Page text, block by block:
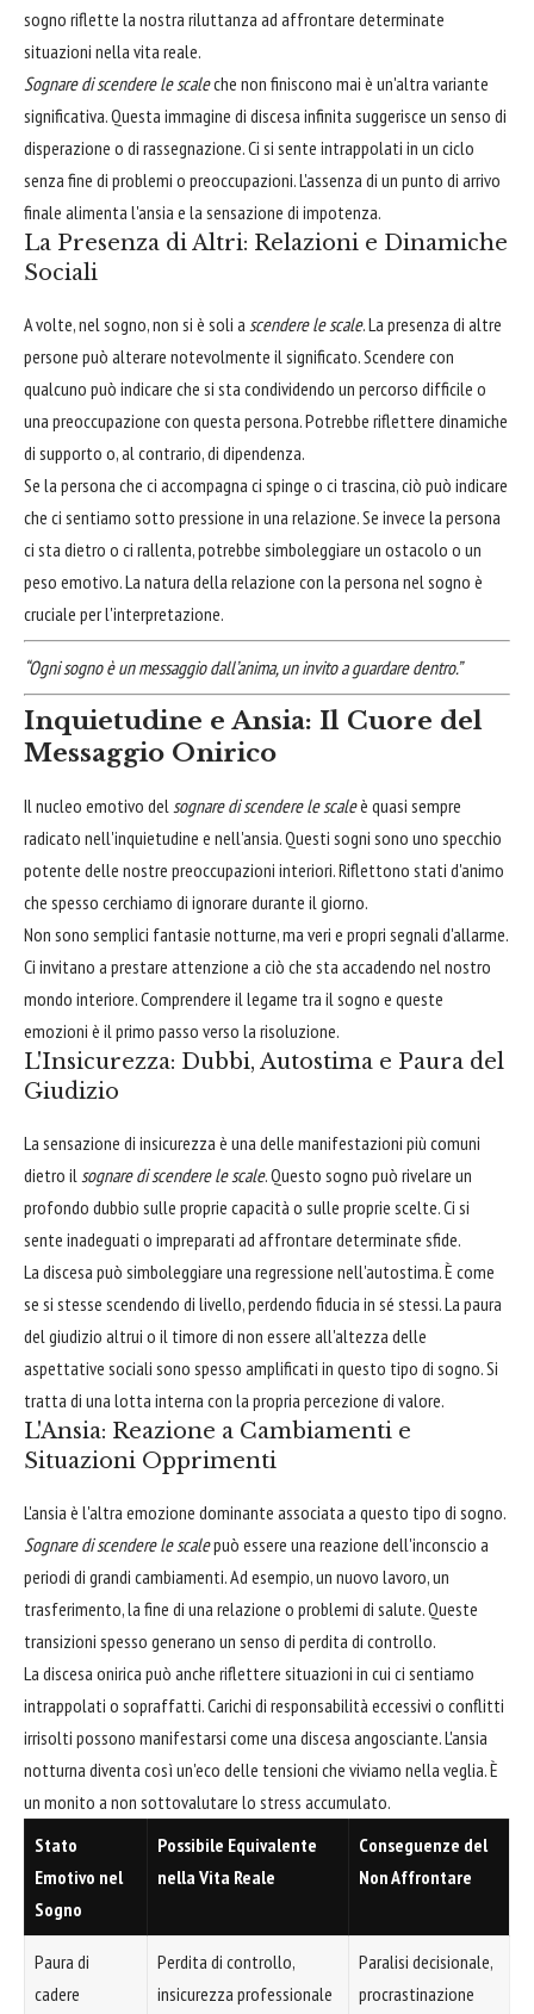
sogno riflette la nostra riluttanza ad affrontare determinate
situazioni nella vita reale.
Sognare di scendere le scaleche non finiscono mai è un'altra variante
significativa. Questa immagine di discesa infinita suggerisce un senso di
disperazione o di rassegnazione. Ci si sente intrappolati in un ciclo
senza fine di problemi o preoccupazioni. L'assenza di un punto di arrivo
finale alimenta l'ansia e la sensazione di impotenza.
La Presenza di Altri: Relazioni e Dinamiche
Sociali
A volte, nel sogno, non si è soli a scendere le scale. La presenza di altre
persone può alterare notevolmente il significato. Scendere con
qualcuno può indicare che si sta condividendo un percorso difficile o
una preoccupazione con questa persona. Potrebbe riflettere dinamiche
di supporto o, al contrario, di dipendenza.
Se la persona che ci accompagna ci spinge o ci trascina, ciò può indicare
che ci sentiamo sotto pressione in una relazione. Se invece la persona
ci sta dietro o ci rallenta, potrebbe simboleggiare un ostacolo o un
peso emotivo. La natura della relazione con la persona nel sogno è
cruciale per l'interpretazione.
“Ogni sogno è un messaggio dall’anima, un invito a guardare dentro.”
Inquietudine e Ansia: Il Cuore del
Messaggio Onirico
Il nucleo emotivo delsognare di scendere le scaleè quasi sempre
radicato nell'inquietudine e nell'ansia. Questi sogni sono uno specchio
potente delle nostre preoccupazioni interiori. Riflettono stati d'animo
che spesso cerchiamo di ignorare durante il giorno.
Non sono semplici fantasie notturne, ma veri e propri segnali d'allarme.
Ci invitano a prestare attenzione a ciò che sta accadendo nel nostro
mondo interiore. Comprendere il legame tra il sogno e queste
emozioni è il primo passo verso la risoluzione.
L'Insicurezza: Dubbi, Autostima e Paura del
Giudizio
La sensazione di insicurezza è una delle manifestazioni più comuni
dietro ilsognare di scendere le scale. Questo sogno può rivelare un
profondo dubbio sulle proprie capacità o sulle proprie scelte. Ci si
sente inadeguati o impreparati ad affrontare determinate sfide.
La discesa può simboleggiare una regressione nell'autostima. È come
se si stesse scendendo di livello, perdendo fiducia in sé stessi. La paura
del giudizio altrui o il timore di non essere all'altezza delle
aspettative sociali sono spesso amplificati in questo tipo di sogno. Si
tratta di una lotta interna con la propria percezione di valore.
L'Ansia: Reazione a Cambiamenti e
Situazioni Opprimenti
L'ansia è l'altra emozione dominante associata a questo tipo di sogno.
Sognare di scendere le scalepuò essere una reazione dell'inconscio a
periodi di grandi cambiamenti. Ad esempio, un nuovo lavoro, un
trasferimento, la fine di una relazione o problemi di salute. Queste
transizioni spesso generano un senso di perdita di controllo.
La discesa onirica può anche riflettere situazioni in cui ci sentiamo
intrappolati o sopraffatti. Carichi di responsabilità eccessivi o conflitti
irrisolti possono manifestarsi come una discesa angosciante. L'ansia
notturna diventa così un'eco delle tensioni che viviamo nella veglia. È
un monito a non sottovalutare lo stress accumulato.
Stato
Emotivo nel
Sogno
Possibile Equivalente
nella Vita Reale
Conseguenze del
Non Affrontare
Paura di
cadere
Perdita di controllo,
insicurezza professionale
Paralisi decisionale,
procrastinazione